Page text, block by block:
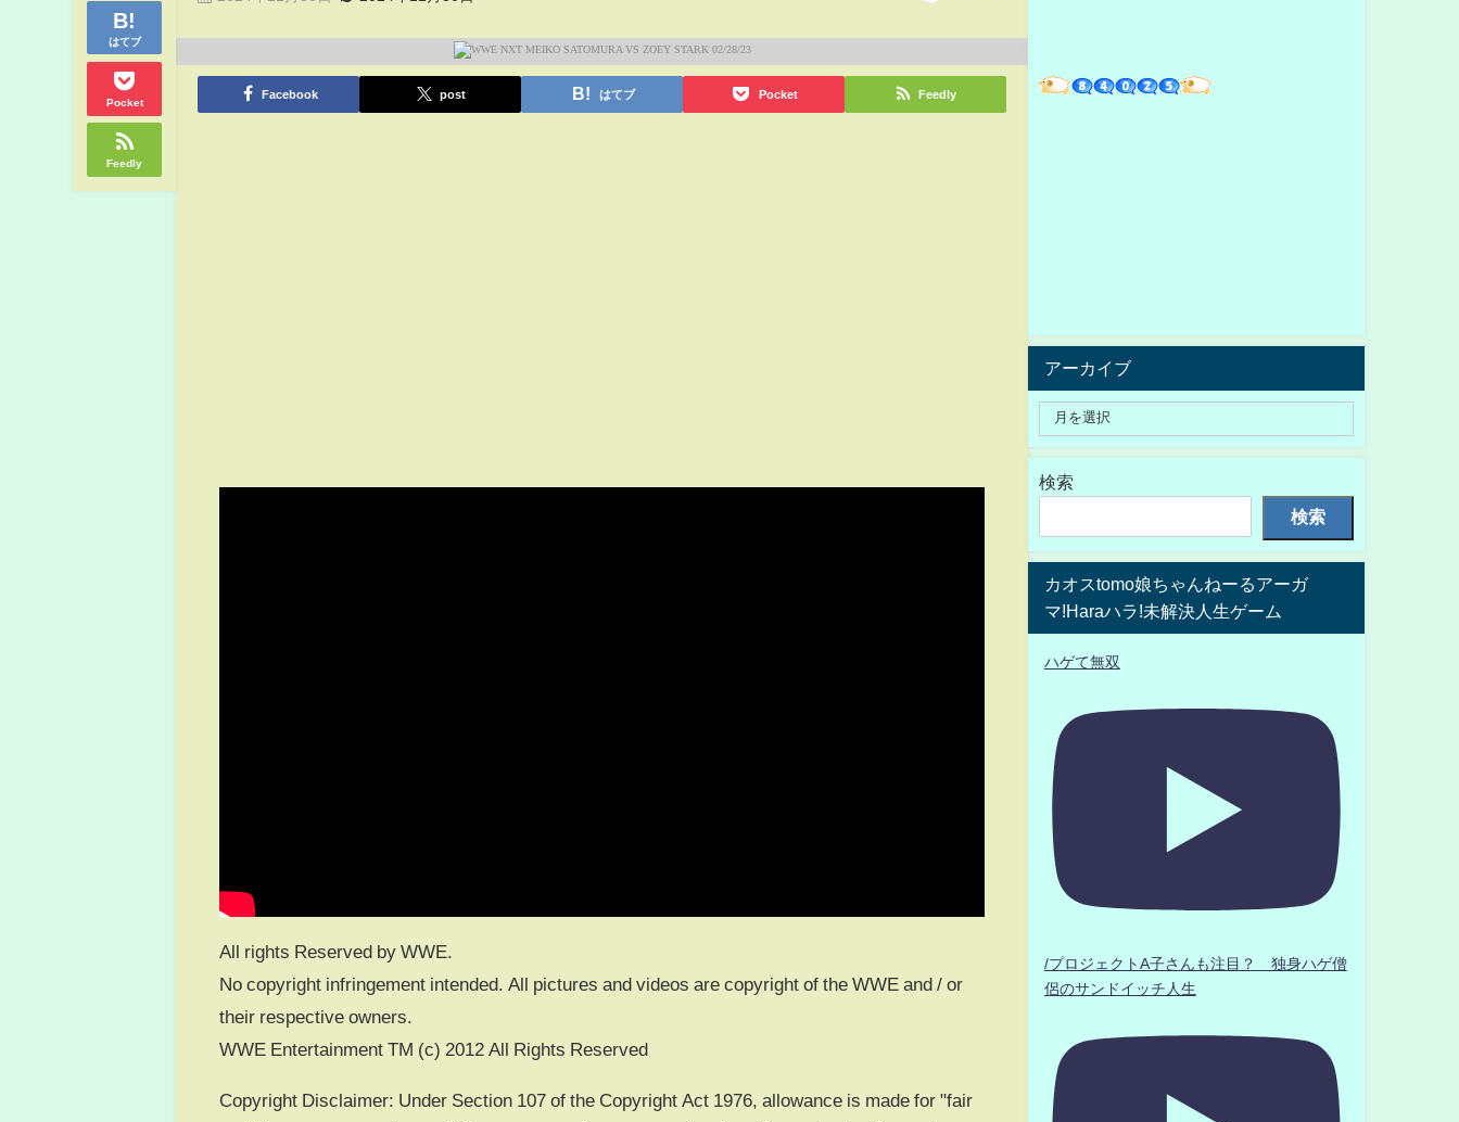
はてブ
Pocket
Feedly
Facebook post はてブ Pocket Feedly
All rights Reserved by WWE.
No copyright infringement intended. All pictures and videos are copyright of the WWE and / or
their respective owners.
WWE Entertainment TM (c) 2012 All Rights Reserved
Copyright Disclaimer: Under Section 107 of the Copyright Act 1976, allowance is made for "fair
アーカイブ
検索
検索
カオスtomo娘ちゃんねーるアーガ
マ!Haraハラ!未解決人生ゲーム
ハゲて無双
/プロジェクトA子さんも注目？ 独身ハゲ僧
侶のサンドイッチ人生